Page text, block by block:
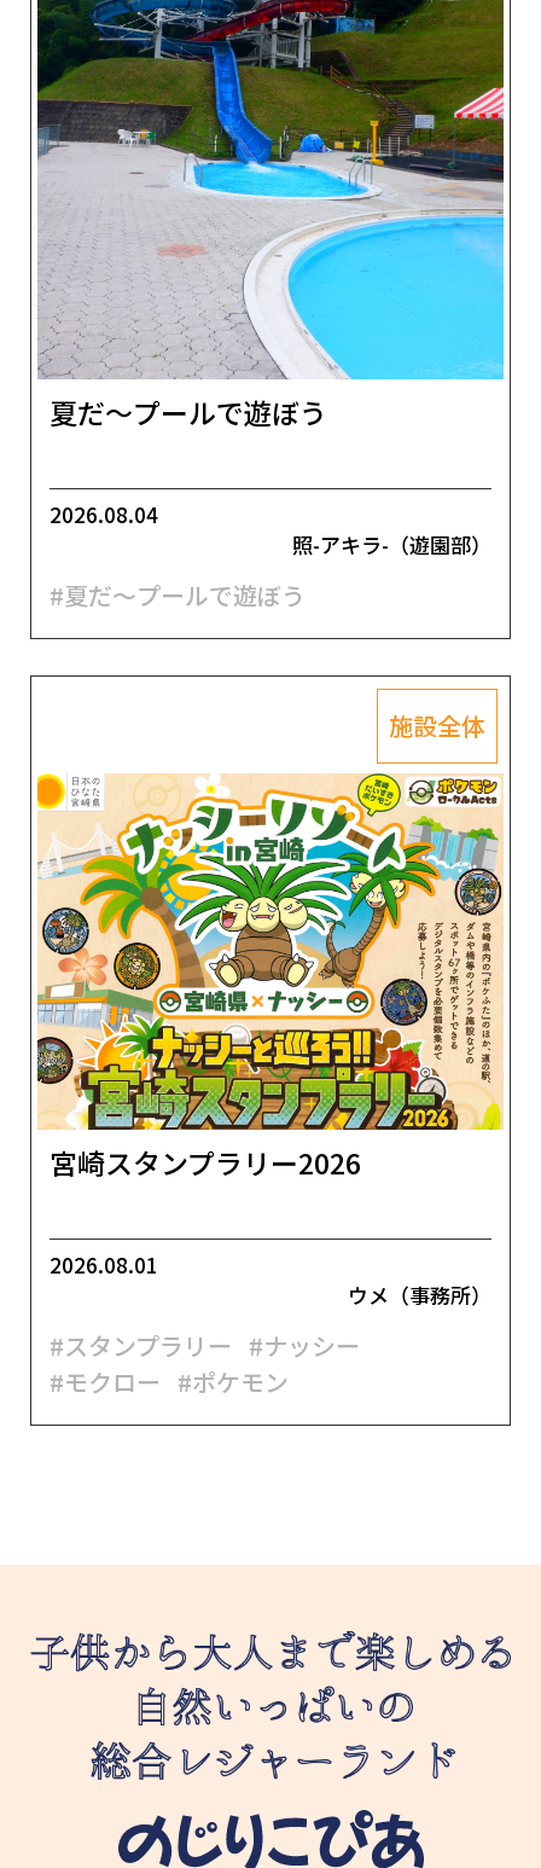
夏だ～プールで遊ぼう
2026.08.04
照-アキラ-（遊園部）
#夏だ～プールで遊ぼう
施設全体
宮崎スタンプラリー2026
2026.08.01
ウメ（事務所）
#スタンプラリー #ナッシー
#モクロー #ポケモン